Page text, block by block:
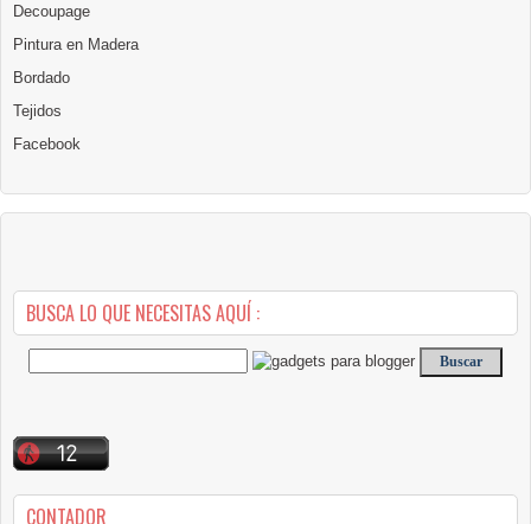
Decoupage
Pintura en Madera
Bordado
Tejidos
Facebook
BUSCA LO QUE NECESITAS AQUÍ :
CONTADOR